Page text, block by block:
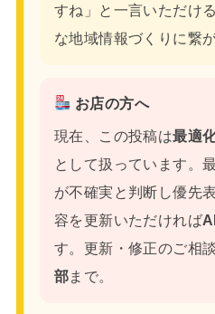
すね」と一言いただけ
な地域情報づくりに繋
お店の方へ
現在、この投稿は最適
として扱っています。
が不確実と判断し優先
容を更新いただければ
す。更新・修正のご相
部まで。